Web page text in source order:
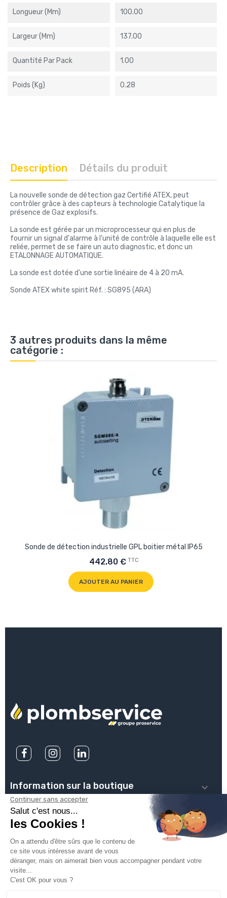
Longueur (mm) 100.00
Largeur (mm) 137.00
Quantité Par Pack 1.00
Poids (kg) 0.28
Description Détails du produit
La nouvelle sonde de détection gaz Certifié ATEX, peut
contrôler grâce à des capteurs à technologie Catalytique la
présence de Gaz explosifs.
La sonde est gérée par un microprocesseur qui en plus de
fournir un signal d'alarme à l'unité de contrôle à laquelle elle est
reliée, permet de se faire un auto diagnostic, et donc un
ETALONNAGE AUTOMATIQUE.
La sonde est dotée d'une sortie linéaire de 4 à 20 mA.
Sonde ATEX white spirit Réf. : SG895 (ARA)
3 autres produits dans la même
catégorie :
Sonde de détection industrielle GPL boitier métal IP65
442,80 € TTC
AJOUTER AU PANIER
Information sur la boutique 
PLOMBSERVICE 
INFOS PRATIQUES 
VOTRE COMPTE 